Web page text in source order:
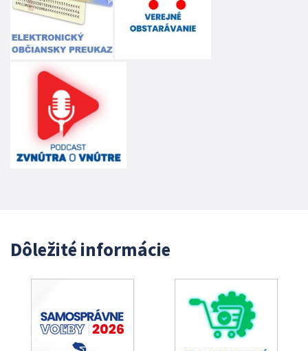
Dôležité informácie